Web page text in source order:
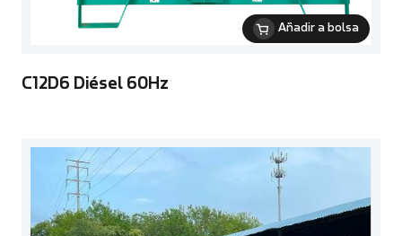
Añadir a bolsa
C12D6 Diésel 60Hz